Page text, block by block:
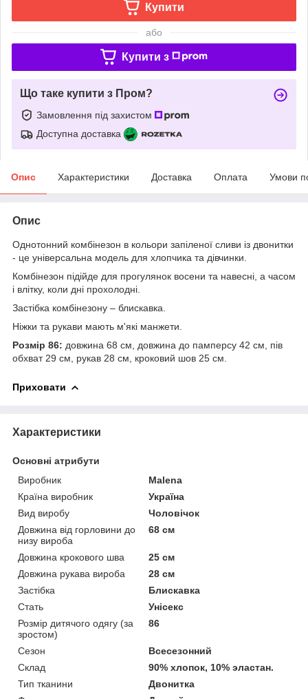
Купити
або
Купити з
Що таке купити з Пром?
Замовлення під захистом
Доступна доставка
Опис Характеристики Доставка Оплата Умови
Опис
Однотонний комбінезон в кольори запіленої сливи із двонитки
- це універсальна модель для хлопчика та дівчинки.
Комбінезон підійде для прогулянок восени та навесні, а часом
і влітку, коли дні прохолодні.
Застібка комбінезону – блискавка.
Ніжки та рукави мають м'які манжети.
Розмір 86: довжина 68 см, довжина до памперсу 42 см, пів
обхват 29 см, рукав 28 см, кроковий шов 25 см.
Приховати
Характеристики
Основні атрибути
Виробник
Malena
Країна виробник
Україна
Вид виробу
Чоловічок
Довжина від горловини до
низу вироба
68 см
Довжина крокового шва
25 см
Довжина рукава вироба
28 см
Застібка
Блискавка
Стать
Унісекс
Розмір дитячого одягу (за
зростом)
86
Сезон
Всесезонний
Склад
90% хлопок, 10% эластан.
Тип тканини
Двонитка